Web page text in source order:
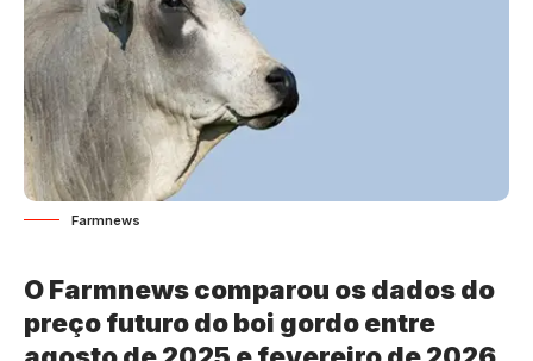
Farmnews
O Farmnews comparou os dados do
preço futuro do boi gordo entre